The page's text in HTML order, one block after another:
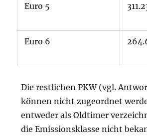
Euro 5
Euro 6
Die restlichen PKW (vgl.
können nicht zugeordnet
entweder als Oldtimer
die Emissionsklasse nicht